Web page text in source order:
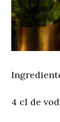
4 cl de